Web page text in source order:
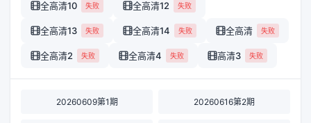
全高清10 失败 全高清12 失败
全高清13 失败 全高清14 失败 全高清 失败
全高清2 失败 全高清4 失败 高清3 失败
20260609第1期 20260616第2期